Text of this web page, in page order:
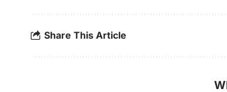
Share This Article